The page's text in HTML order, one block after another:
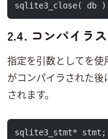
sqlite3_close( db
2.4. コンパイラ
指定SQLを引数として
がコンパイラされた
されます。
sqlite3_stmt* stmt; /*